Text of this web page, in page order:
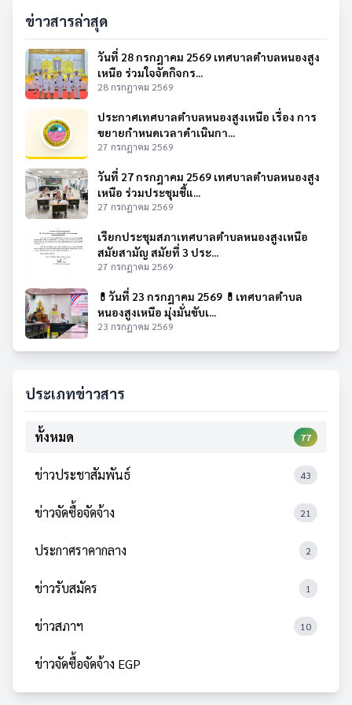
ข่าวสารล่าสุด
วันที่ 28 กรกฎาคม 2569 เทศบาลตำบลหนองสูง
เหนือ ร่วมใจจัดกิจกร...
28 กรกฎาคม 2569
ประกาศเทศบาลตำบลหนองสูงเหนือ เรื่อง การ
ขยายกำหนดเวลาดำเนินกา...
27 กรกฎาคม 2569
วันที่ 27 กรกฎาคม 2569 เทศบาลตำบลหนองสูง
เหนือ ร่วมประชุมชี้แ...
27 กรกฎาคม 2569
เรียกประชุมสภาเทศบาลตำบลหนองสูงเหนือ
สมัยสามัญ สมัยที่ 3 ประ...
27 กรกฎาคม 2569
💊วันที่ 23 กรกฎาคม 2569 💊เทศบาลตำบล
หนองสูงเหนือ มุ่งมั่นขับเ...
23 กรกฎาคม 2569
ประเภทข่าวสาร
ทั้งหมด 77
ข่าวประชาสัมพันธ์ 43
ข่าวจัดซื้อจัดจ้าง 21
ประกาศราคากลาง 2
ข่าวรับสมัคร 1
ข่าวสภาฯ 10
ข่าวจัดซื้อจัดจ้าง EGP